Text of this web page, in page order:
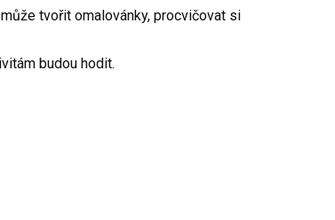
tvořit omalovánky, procvičovat si
budou hodit.